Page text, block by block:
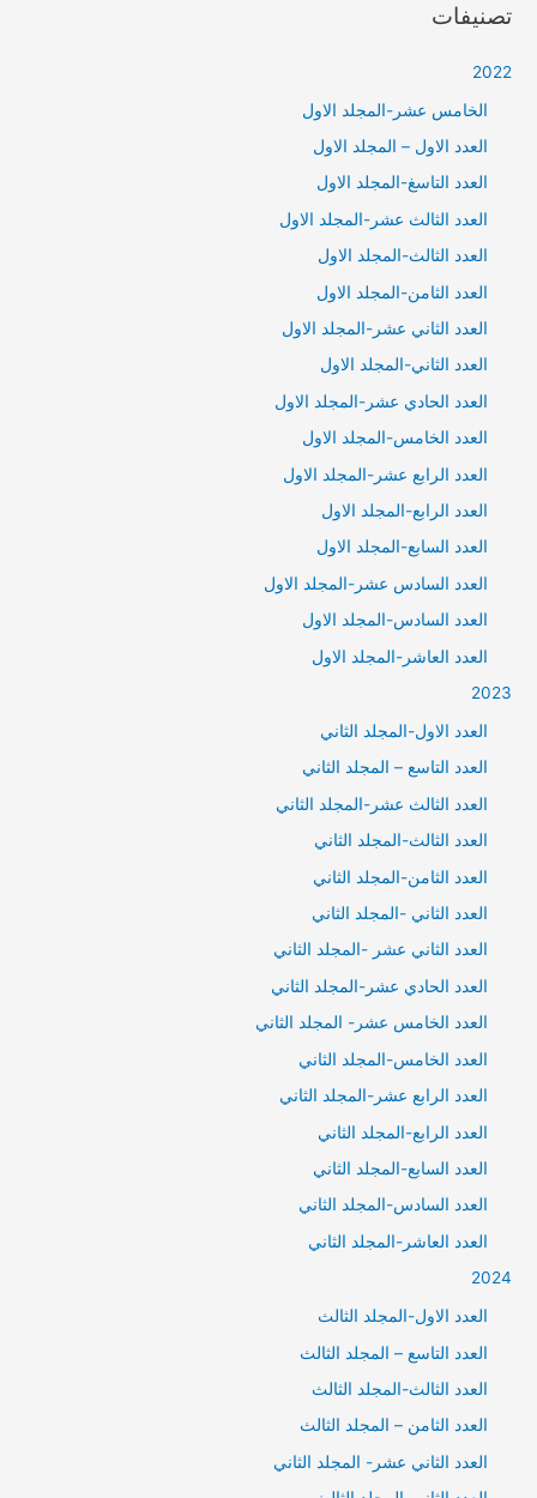
تصنيفات
2022
الخامس عشر-المجلد الاول
العدد الاول – المجلد الاول
العدد التاسغ-المجلد الاول
العدد الثالث عشر-المجلد الاول
العدد الثالث-المجلد الاول
العدد الثامن-المجلد الاول
العدد الثاني عشر-المجلد الاول
العدد الثاني-المجلد الاول
العدد الحادي عشر-المجلد الاول
العدد الخامس-المجلد الاول
العدد الرابع عشر-المجلد الاول
العدد الرابع-المجلد الاول
العدد السابع-المجلد الاول
العدد السادس عشر-المجلد الاول
العدد السادس-المجلد الاول
العدد العاشر-المجلد الاول
2023
العدد الاول-المجلد الثاني
العدد التاسع – المجلد الثاني
العدد الثالث عشر-المجلد الثاني
العدد الثالث-المجلد الثاني
العدد الثامن-المجلد الثاني
العدد الثاني -المجلد الثاني
العدد الثاني عشر -المجلد الثاني
العدد الحادي عشر-المجلد الثاني
العدد الخامس عشر- المجلد الثاني
العدد الخامس-المجلد الثاني
العدد الرابع عشر-المجلد الثاني
العدد الرابع-المجلد الثاني
العدد السابع-المجلد الثاني
العدد السادس-المجلد الثاني
العدد العاشر-المجلد الثاني
2024
العدد الاول-المجلد الثالث
العدد التاسع – المجلد الثالث
العدد الثالث-المجلد الثالث
العدد الثامن – المجلد الثالث
العدد الثاني عشر- المجلد الثاني